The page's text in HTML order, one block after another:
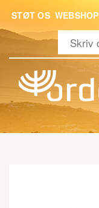
STØT OS WEBSHOP